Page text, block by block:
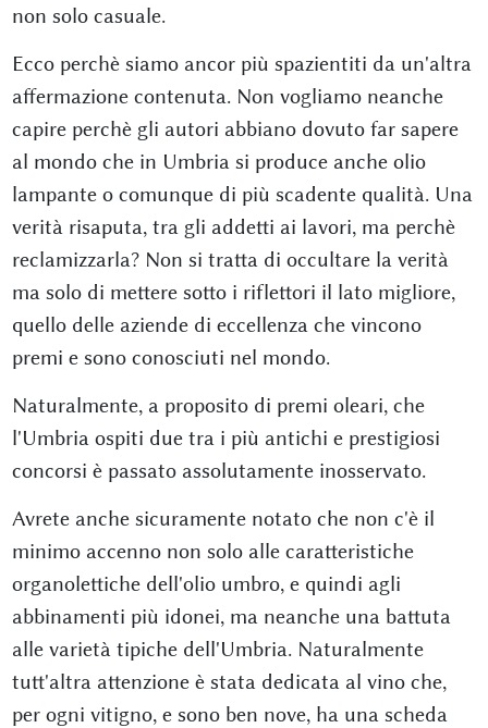
non solo casuale.
Ecco perchè siamo ancor più spazientiti da un'altra
affermazione contenuta. Non vogliamo neanche
capire perchè gli autori abbiano dovuto far sapere
al mondo che in Umbria si produce anche olio
lampante o comunque di più scadente qualità. Una
verità risaputa, tra gli addetti ai lavori, ma perchè
reclamizzarla? Non si tratta di occultare la verità
ma solo di mettere sotto i riflettori il lato migliore,
quello delle aziende di eccellenza che vincono
premi e sono conosciuti nel mondo.
Naturalmente, a proposito di premi oleari, che
l'Umbria ospiti due tra i più antichi e prestigiosi
concorsi è passato assolutamente inosservato.
Avrete anche sicuramente notato che non c'è il
minimo accenno non solo alle caratteristiche
organolettiche dell'olio umbro, e quindi agli
abbinamenti più idonei, ma neanche una battuta
alle varietà tipiche dell'Umbria. Naturalmente
tutt'altra attenzione è stata dedicata al vino che,
per ogni vitigno, e sono ben nove, ha una scheda